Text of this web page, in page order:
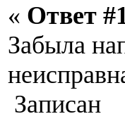
« Ответ
Забыла
Записан